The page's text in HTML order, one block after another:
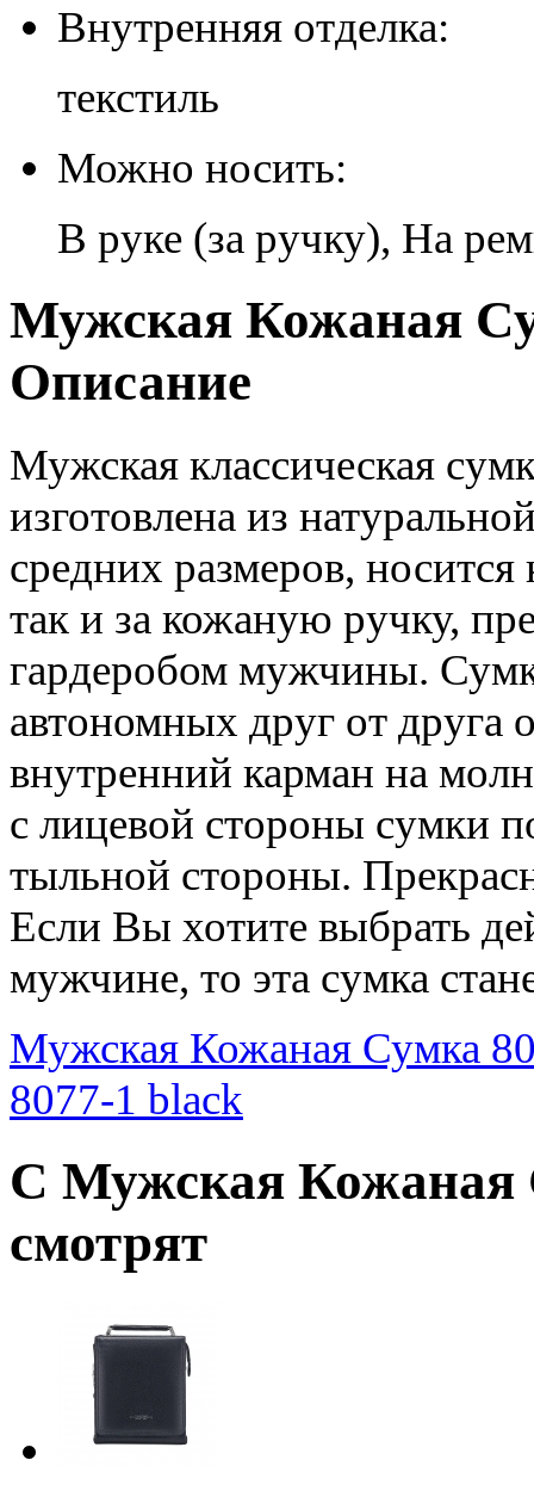
Внутренняя отделка:
текстиль
Можно носить:
В руке (за ручку), На
Мужская Кожаная
Описание
Мужская классическая
изготовлена из
средних размеров,
так и за кожаную ручку,
гардеробом мужчины.
автономных друг от друга
внутренний карман на
с лицевой стороны сумки
тыльной стороны.
Если Вы хотите выбрать
мужчине, то эта сумка
Мужская Кожаная Сумка
8077-1 black
С Мужская Кожаная
смотрят